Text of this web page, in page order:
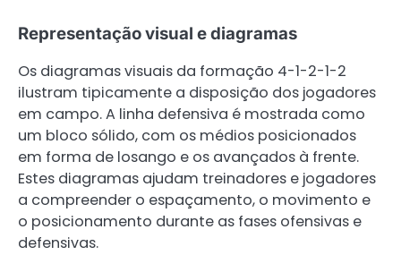
Representação visual e diagramas
Os diagramas visuais da formação 4-1-2-1-2
ilustram tipicamente a disposição dos jogadores
em campo. A linha defensiva é mostrada como
um bloco sólido, com os médios posicionados
em forma de losango e os avançados à frente.
Estes diagramas ajudam treinadores e jogadores
a compreender o espaçamento, o movimento e
o posicionamento durante as fases ofensivas e
defensivas.